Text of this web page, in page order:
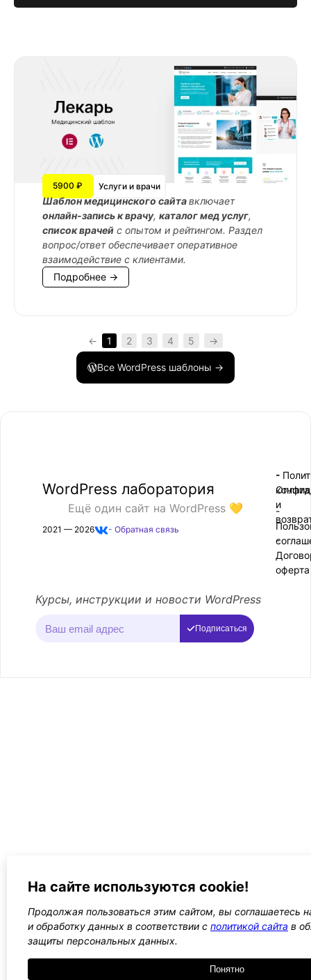
5900 ₽ Услуги и врачи
Шаблон медицинского сайтавключает
онлайн-запись к врачу, каталог мед услуг,
список врачей с опытом и рейтингом. Раздел
вопрос/ответ обеспечивает оперативное
взаимодействие с клиентами.
Подробнее →
← 1 2 3 4 5 →
Все WordPress шаблоны →
WordPress лаборатория
Ещё один сайт на WordPress 💛
2021 — 2026 - Обратная связь
-
-
-
Оплата
и
-
оферта
Курсы, инструкции и новости WordPress
Подписаться
На сайте используются cookie!
Продолжая пользоваться этим сайтом, вы соглашаетесь
и обработку данных в соответствии с политикой сайта в
защиты персональных данных.
Понятно